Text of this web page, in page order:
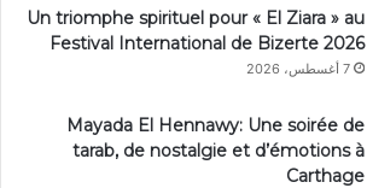
Un triomphe spirituel pour « El Ziara » au
Festival International de Bizerte 2026
7 أغسطس، 2026
Mayada El Hennawy: Une soirée de
tarab, de nostalgie et d’émotions à
Carthage